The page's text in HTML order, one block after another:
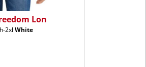
Lon
2xl White